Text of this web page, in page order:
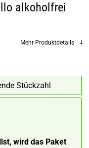
alkoholfrei
Mehr Produktdetails
Stückzahl
wird das Paket